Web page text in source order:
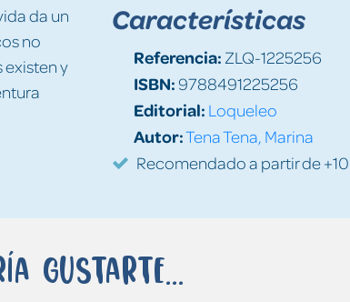
da un
no
y
Características
Referencia: ZLQ-1225256
ISBN:9788491225256
Editorial: Loqueleo
Autor:Tena Tena, Marina
Recomendado a partir de
gustarte...